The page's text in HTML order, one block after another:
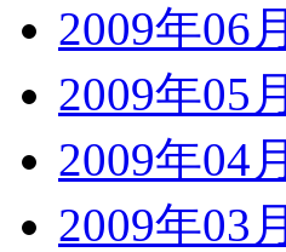
2009年06月
2009年05月
2009年04月
2009年03月